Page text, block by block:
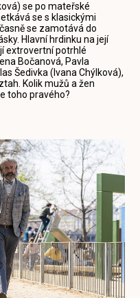
se po mateřské
se s klasickými
se zamotává do
Hlavní hrdinku na její
extrovertní potrhlé
Bočanová, Pavla
Šedivka (Ivana Chýlková),
Kolik mužů a žen
toho pravého?